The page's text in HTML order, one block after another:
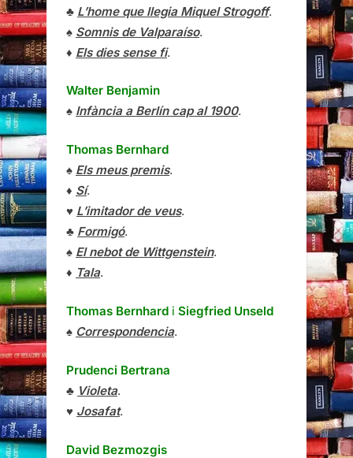
♣ L’home que llegia Miquel Strogoff.
♠ Somnis de Valparaíso.
♦ Els dies sense fi.
Walter Benjamin
♠ Infància a Berlín cap al 1900.
Thomas Bernhard
♠ Els meus premis.
♦ Sí.
♥ L’imitador de veus.
♣ Formigó.
♠ El nebot de Wittgenstein.
♦ Tala.
Thomas Bernhard i Siegfried Unseld
♠ Correspondencia.
Prudenci Bertrana
♣ Violeta.
♥ Josafat.
David Bezmozgis